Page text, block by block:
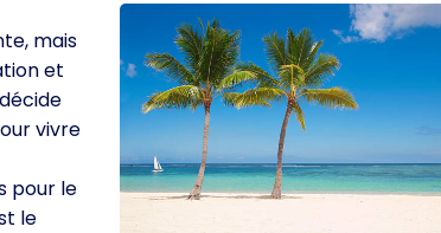
mais
et
vivre
pour le
le